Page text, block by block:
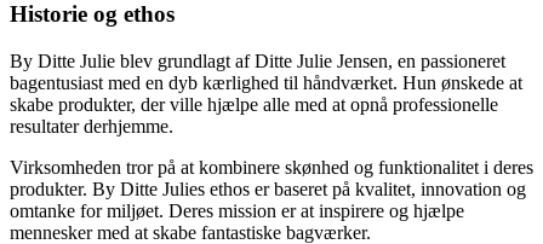
Historie og ethos
By Ditte Julie blev grundlagt af Ditte Julie Jensen, en passioneret
bagentusiast med en dyb kærlighed til håndværket. Hun ønskede at
skabe produkter, der ville hjælpe alle med at opnå professionelle
resultater derhjemme.
Virksomheden tror på at kombinere skønhed og funktionalitet i deres
produkter. By Ditte Julies ethos er baseret på kvalitet, innovation og
omtanke for miljøet. Deres mission er at inspirere og hjælpe
mennesker med at skabe fantastiske bagværker.